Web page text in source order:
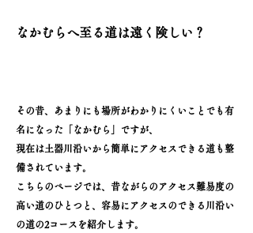
なかむらへ至る道は遠く険しい？
その昔、あまりにも場所がわかりにくいことでも有
名になった「なかむら」ですが、
現在は土器川沿いから簡単にアクセスできる道も整
備されています。
こちらのページでは、昔ながらのアクセス難易度の
高い道のひとつと、容易にアクセスのできる ​川沿い
の道の2コースを紹介します。